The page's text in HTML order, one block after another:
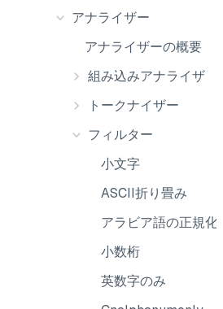
アナライザー
アナライザーの概要
組み込みアナライザ
トークナイザー
フィルター
小文字
ASCII折り畳み
アラビア語の正規化
小数桁
英数字のみ